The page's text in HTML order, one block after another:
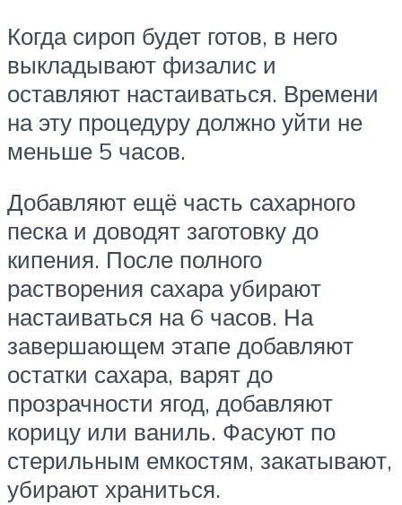
Когда сироп будет готов, в него
выкладывают физалис и
оставляют настаиваться. Времени
на эту процедуру должно уйти не
меньше 5 часов.
Добавляют ещё часть сахарного
песка и доводят заготовку до
кипения. После полного
растворения сахара убирают
настаиваться на 6 часов. На
завершающем этапе добавляют
остатки сахара, варят до
прозрачности ягод, добавляют
корицу или ваниль. Фасуют по
стерильным емкостям, закатывают,
убирают храниться.